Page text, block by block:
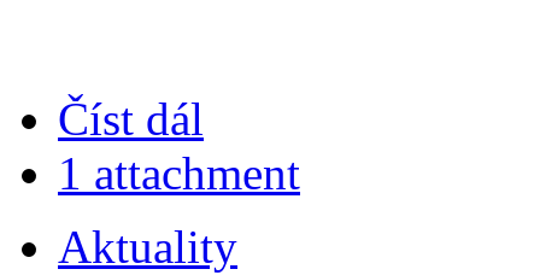
Číst dál
1 attachment
Aktuality